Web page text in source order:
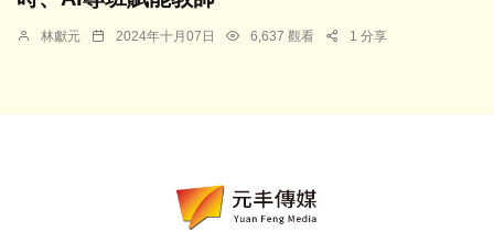
林獻元 2024年十月07日 6,637 觀看 1 分享